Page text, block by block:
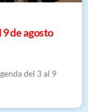
de agosto
del 3 al 9